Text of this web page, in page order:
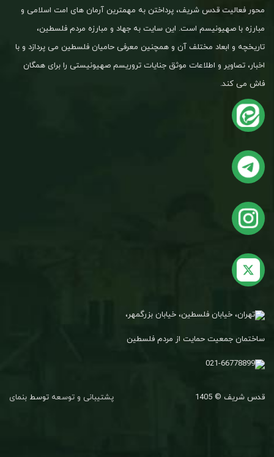
محور فعالیت قدس شریف، پرداختن به مهمترین آرمان های امت اسلامی و
مبارزه با صهیونیسم است. این سایت به جهاد و مبارزه مردم فلسطین،
تاریخچه و ابعاد مختلف آن و همچنین معرفی حامیان فلسطین می پردازد و با
اخبار، تصاویر و اطلاعات موثق جنایات تروریسم صهیونیستی را برای همگان
فاش می کند.
تهران، خیابان فلسطین، خیابان بزرگمهر،
ساختمان جمعیت حمایت از مردم فلسطین
021-66778899
پشتیبانی و توسعه توسط بنمای قدس شریف © 1405